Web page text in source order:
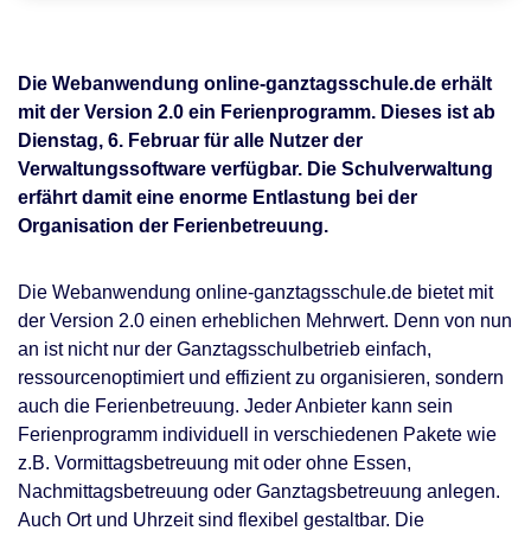
Die Webanwendung online-ganztagsschule.de erhält
mit der Version 2.0 ein Ferienprogramm. Dieses ist ab
Dienstag, 6. Februar für alle Nutzer der
Verwaltungssoftware verfügbar. Die Schulverwaltung
erfährt damit eine enorme Entlastung bei der
Organisation der Ferienbetreuung.
Die Webanwendung online-ganztagsschule.de bietet mit
der Version 2.0 einen erheblichen Mehrwert. Denn von nun
an ist nicht nur der Ganztagsschulbetrieb einfach,
ressourcenoptimiert und effizient zu organisieren, sondern
auch die Ferienbetreuung. Jeder Anbieter kann sein
Ferienprogramm individuell in verschiedenen Pakete wie
z.B. Vormittagsbetreuung mit oder ohne Essen,
Nachmittagsbetreuung oder Ganztagsbetreuung anlegen.
Auch Ort und Uhrzeit sind flexibel gestaltbar. Die